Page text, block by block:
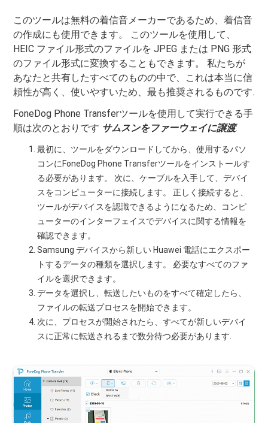
このツールは無料の着信音メーカーであるため、着信音
の作成にも使用できます。 このツールを使用して、
HEIC ファイル形式のファイルを JPEG または PNG 形式
のファイル形式に変換することもできます。 私たちが
あなたと共有したすべてのものの中で、これは本当に信
頼性が高く、使いやすいため、最も推奨されるものです.
FoneDog Phone Transferツールを使用して実行できる手
順は次のとおりです サムスンをファーウェイに譲渡.
最初に、ツールをダウンロードしてから、使用するパソ
コンにFoneDog Phone Transferツールをインストールす
る必要があります。 次に、ケーブルを入手して、デバイ
スをコンピューターに接続します。 正しく接続すると、
ツールがデバイスを認識できるようになるため、コンピ
ューターのインターフェイスでデバイスに関する情報を
確認できます。
Samsung デバイスから新しい Huawei 電話にエクスポー
トするデータの種類を選択します。 必要なすべてのファ
イルを選択できます。
データを選択し、転送したいものをすべて確定したら、
ファイルの転送プロセスを開始できます。
次に、プロセスが開始されたら、すべてが新しいデバイ
スに正常に転送されるまで数分待つ必要があります.